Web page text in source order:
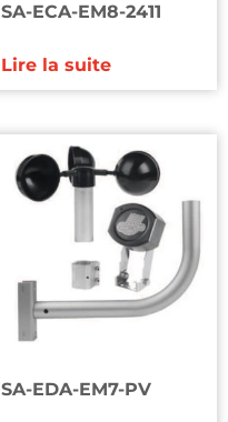
SA-ECA-EM8-2411
Lire la suite
SA-EDA-EM7-PV